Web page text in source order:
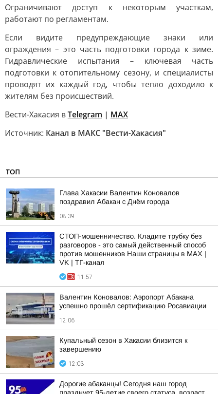
Ограничивают доступ к некоторым участкам,
работают по регламентам.
Если видите предупреждающие знаки или
ограждения – это часть подготовки города к зиме.
Гидравлические испытания – ключевая часть
подготовки к отопительному сезону, и специалисты
проводят их каждый год, чтобы тепло доходило к
жителям без происшествий.
Вести-Хакасия вTelegram | MAX
Источник: Канал в МАКС "Вести-Хакасия"
ТОП
Глава Хакасии Валентин Коновалов
поздравил Абакан с Днём города
08:39
СТОП-мошенничество. Кладите трубку без
разговоров - это самый действенный способ
против мошенников Наши страницы в MAX |
VK | ТГ-канал
11:57
Валентин Коновалов: Аэропорт Абакана
успешно прошёл сертификацию Росавиации
12:06
Купальный сезон в Хакасии близится к
завершению
12:03
Дорогие абаканцы! Сегодня наш город